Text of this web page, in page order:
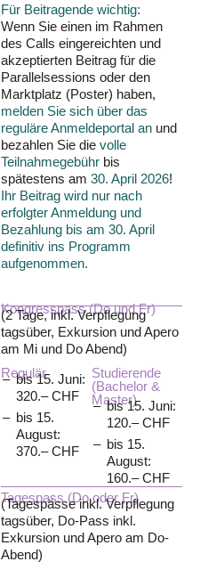
Für Beitragende wichtig:
Wenn Sie einen im Rahmen
des Calls eingereichten und
akzeptierten Beitrag für die
Parallelsessions oder den
Marktplatz (Poster) haben,
melden Sie sich über das
reguläre Anmeldeportal an und
bezahlen Sie die volle
Teilnahmegebühr bis
spätestens am 30. April 2026!
Ihr Beitrag wird nur nach
erfolgter Anmeldung und
Bezahlung bis am 30. April
definitiv ins Programm
aufgenommen.
Kongresspass (Do und Fr)
(2 Tage, inkl. Verpflegung
tagsüber, Exkursion und Apero
am Mi und Do Abend)
Regulär
bis 15. Juni:
320.– CHF
bis 15.
August:
370.– CHF
Studierende
(Bachelor &
Master)
bis 15. Juni:
120.– CHF
bis 15.
August:
160.– CHF
Tagespass (Do oder Fr)
(Tagespässe inkl. Verpflegung
tagsüber, Do-Pass inkl.
Exkursion und Apero am Do-
Abend)